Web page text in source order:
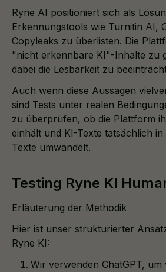
Ryne AI positioniert sich als
Erkennungstools wie Turnitin AI,
Copyleaks zu überlisten. Die
"nicht erkennbare KI"-Inhalte zu
dabei die Lesbarkeit zu
Auch wenn diese Aussagen
sind Tests unter realen
zu überprüfen, ob die Plattform
einhält und KI-Texte tatsächlich
Texte umwandelt.
Testing Ryne KI
Erläuterung der Methodik
Hier ist unser strukturierter
Ryne KI:
Wir verwenden ChatGPT, um